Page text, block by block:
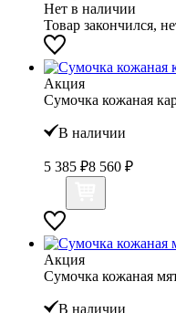
Нет в наличии
Товар закончился,
Акция
Сумочка кожаная
В наличии
5 385 ₽8 560 ₽
Акция
Сумочка кожаная
В наличии